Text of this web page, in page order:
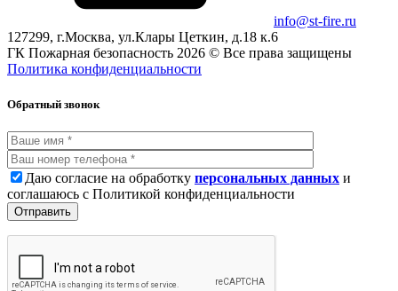
info@st-fire.ru
127299, г.Москва, ул.Клары Цеткин, д.18 к.6
ГК Пожарная безопасность 2026 © Все права защищены
Политика конфиденциальности
Обратный звонок
Даю согласие на обработку персональных данных и
соглашаюсь с Политикой конфиденциальности